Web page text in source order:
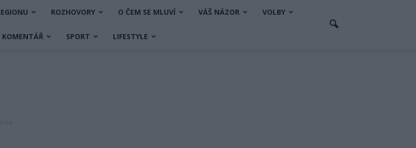
ROZHOVORY O ČEM SE MLUVÍ VÁŠ NÁZOR VOLBY
KOMENTÁŘ SPORT LIFESTYLE